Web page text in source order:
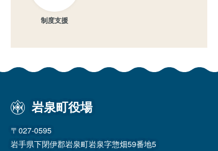
制度支援
岩泉町役場
〒027-0595
岩手県下閉伊郡岩泉町岩泉字惣畑59番地5